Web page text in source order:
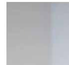
Tag: